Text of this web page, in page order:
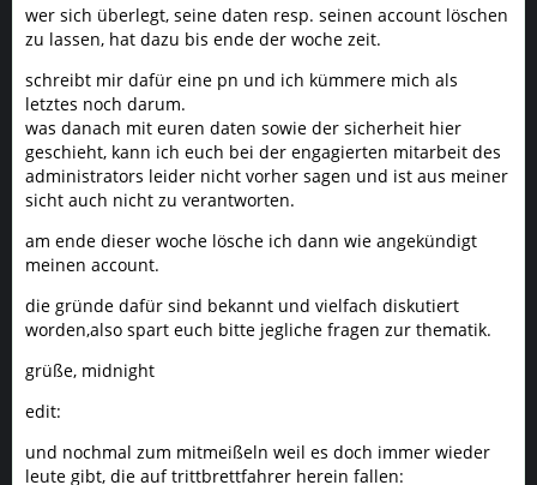
wer sich überlegt, seine daten resp. seinen account löschen
zu lassen, hat dazu bis ende der woche zeit.
schreibt mir dafür eine pn und ich kümmere mich als
letztes noch darum.
was danach mit euren daten sowie der sicherheit hier
geschieht, kann ich euch bei der engagierten mitarbeit des
administrators leider nicht vorher sagen und ist aus meiner
sicht auch nicht zu verantworten.
am ende dieser woche lösche ich dann wie angekündigt
meinen account.
die gründe dafür sind bekannt und vielfach diskutiert
worden,also spart euch bitte jegliche fragen zur thematik.
grüße, midnight
edit:
und nochmal zum mitmeißeln weil es doch immer wieder
leute gibt, die auf trittbrettfahrer herein fallen: